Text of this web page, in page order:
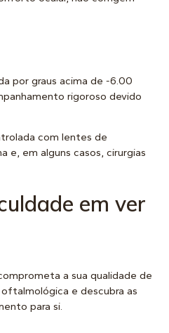
por graus acima de -6.00
rigoroso devido
com lentes de
e, em alguns casos, cirurgias
em ver
a sua qualidade de
oftalmológica e descubra as
para si.